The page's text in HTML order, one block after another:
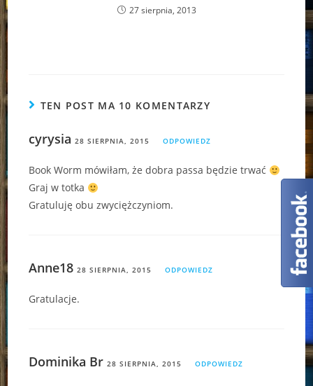
27 sierpnia, 2013
TEN POST MA 10 KOMENTARZY
cyrysia 28 SIERPNIA, 2015 ODPOWIEDZ
Book Worm mówiłam, że dobra passa będzie trwać
Graj w totka
Gratuluję obu zwyciężczyniom.
Anne18 28 SIERPNIA, 2015 ODPOWIEDZ
Gratulacje.
Dominika Br 28 SIERPNIA, 2015 ODPOWIEDZ